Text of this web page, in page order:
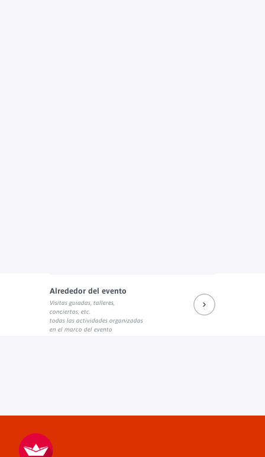
Alrededor del evento
Visitas guiadas, talleres,
conciertos, etc.
todas las actividades organizadas
en el marco del evento